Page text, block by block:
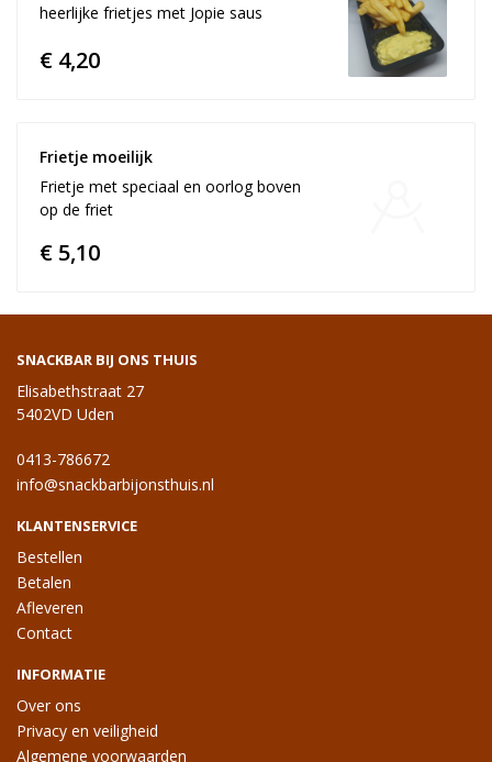
heerlijke frietjes met Jopie saus
€ 4,20
Frietje moeilijk
Frietje met speciaal en oorlog boven
op de friet
€ 5,10
SNACKBAR BIJ ONS THUIS
Elisabethstraat 27
5402VD Uden
0413-786672
info@snackbarbijonsthuis.nl
KLANTENSERVICE
Bestellen
Betalen
Afleveren
Contact
INFORMATIE
Over ons
Privacy en veiligheid
Algemene voorwaarden